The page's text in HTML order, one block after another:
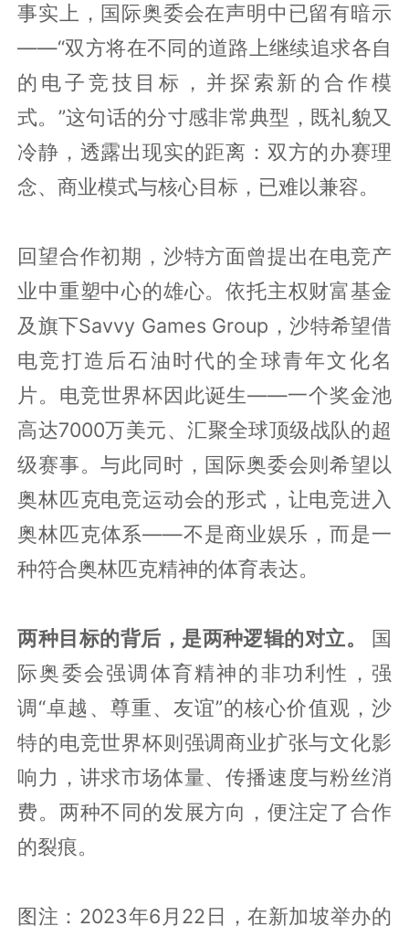
事实上，国际奥委会在声明中已留有暗示
——“双方将在不同的道路上继续追求各自
的电子竞技目标，并探索新的合作模
式。”这句话的分寸感非常典型，既礼貌又
冷静，透露出现实的距离：双方的办赛理
念、商业模式与核心目标，已难以兼容。
回望合作初期，沙特方面曾提出在电竞产
业中重塑中心的雄心。依托主权财富基金
及旗下Savvy Games Group，沙特希望借
电竞打造后石油时代的全球青年文化名
片。电竞世界杯因此诞生——一个奖金池
高达7000万美元、汇聚全球顶级战队的超
级赛事。与此同时，国际奥委会则希望以
奥林匹克电竞运动会的形式，让电竞进入
奥林匹克体系——不是商业娱乐，而是一
种符合奥林匹克精神的体育表达。
两种目标的背后，是两种逻辑的对立。
国
际奥委会强调体育精神的非功利性，强
调“卓越、尊重、友谊”的核心价值观，沙
特的电竞世界杯则强调商业扩张与文化影
响力，讲求市场体量、传播速度与粉丝消
费。两种不同的发展方向，便注定了合作
的裂痕。
图注：2023年6月22日，在新加坡举办的